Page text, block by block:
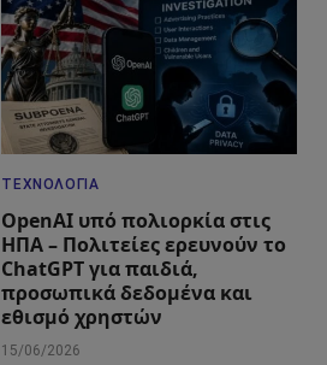
ΤΕΧΝΟΛΟΓΊΑ
OpenAI υπό πολιορκία στις
ΗΠΑ – Πολιτείες ερευνούν το
ChatGPT για παιδιά,
προσωπικά δεδομένα και
εθισμό χρηστών
15/06/2026